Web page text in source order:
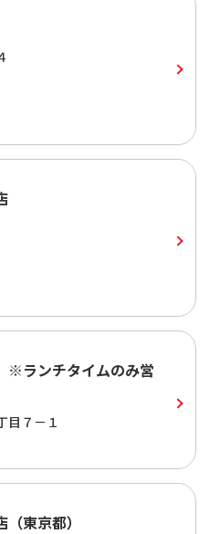
ランチタイムのみ営
目７－１
東京都）